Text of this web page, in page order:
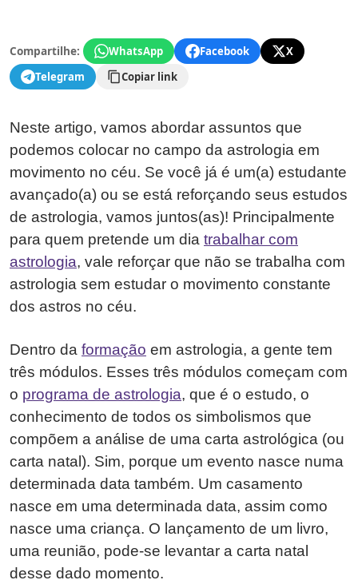
Compartilhe: WhatsApp Facebook
X
Telegram
Copiar link
Neste artigo, vamos abordar assuntos que
podemos colocar no campo da astrologia em
movimento no céu. Se você já é um(a) estudante
avançado(a) ou se está reforçando seus estudos
de astrologia, vamos juntos(as)! Principalmente
para quem pretende um dia trabalhar com
astrologia, vale reforçar que não se trabalha com
astrologia sem estudar o movimento constante
dos astros no céu.
Dentro da formação em astrologia, a gente tem
três módulos. Esses três módulos começam com
o programa de astrologia, que é o estudo, o
conhecimento de todos os simbolismos que
compõem a análise de uma carta astrológica (ou
carta natal). Sim, porque um evento nasce numa
determinada data também. Um casamento
nasce em uma determinada data, assim como
nasce uma criança. O lançamento de um livro,
uma reunião, pode-se levantar a carta natal
desse dado momento.